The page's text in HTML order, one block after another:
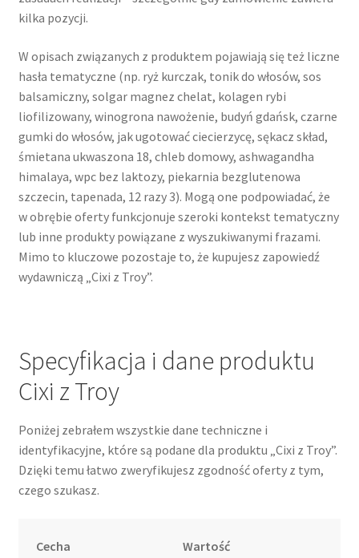
kilka pozycji.
W opisach związanych z produktem pojawiają się też liczne
hasła tematyczne (np. ryż kurczak, tonik do włosów, sos
balsamiczny, solgar magnez chelat, kolagen rybi
liofilizowany, winogrona nawożenie, budyń gdańsk, czarne
gumki do włosów, jak ugotować ciecierzycę, sękacz skład,
śmietana ukwaszona 18, chleb domowy, ashwagandha
himalaya, wpc bez laktozy, piekarnia bezglutenowa
szczecin, tapenada, 12 razy 3). Mogą one podpowiadać, że
w obrębie oferty funkcjonuje szeroki kontekst tematyczny
lub inne produkty powiązane z wyszukiwanymi frazami.
Mimo to kluczowe pozostaje to, że kupujesz zapowiedź
wydawniczą „Cixi z Troy”.
Specyfikacja i dane produktu
Cixi z Troy
Poniżej zebrałem wszystkie dane techniczne i
identyfikacyjne, które są podane dla produktu „Cixi z Troy”.
Dzięki temu łatwo zweryfikujesz zgodność oferty z tym,
czego szukasz.
Cecha Wartość